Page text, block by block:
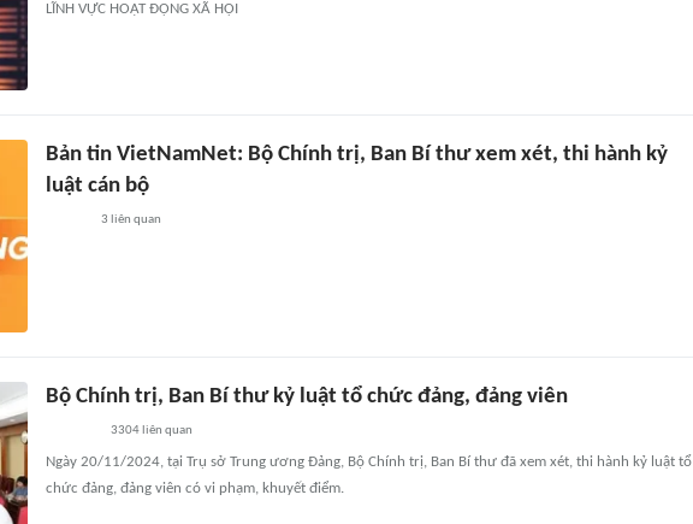
LĨNH VỰC HOẠT ĐỘNG XÃ HỘI
Bản tin VietNamNet: Bộ Chính trị, Ban Bí thư xem xét, thi hành kỷ
luật cán bộ
3 liên quan
Bộ Chính trị, Ban Bí thư kỷ luật tổ chức đảng, đảng viên
3304 liên quan
Ngày 20/11/2024, tại Trụ sở Trung ương Đảng, Bộ Chính trị, Ban Bí thư đã xem xét, thi hành kỷ luật tổ
chức đảng, đảng viên có vi phạm, khuyết điểm.